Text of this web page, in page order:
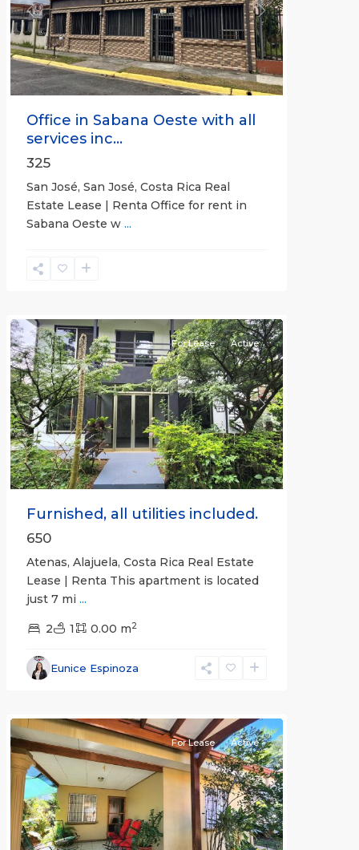
Previous Next
Office in Sabana Oeste with all
services inc...
325
San José, San José, Costa Rica Real
Estate Lease | Renta Office for rent in
Sabana Oeste w ...
Alajuela
Previous Next
For Lease Active
Furnished, all utilities included.
650
Atenas, Alajuela, Costa Rica Real Estate
Lease | Renta This apartment is located
just 7 mi ...
2 1 0.00 m2
Eunice Espinoza
Alajuela
(Province)
Previous Next
For Lease Active